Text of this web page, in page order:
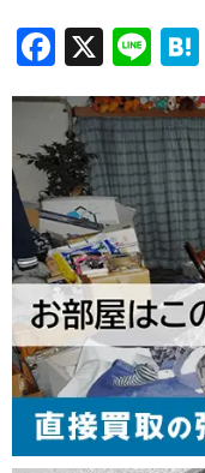
Facebook
X Line